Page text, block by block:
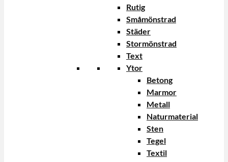
Rutig
Småmönstrad
Städer
Stormönstrad
Text
Ytor
Betong
Marmor
Metall
Naturmaterial
Sten
Tegel
Textil